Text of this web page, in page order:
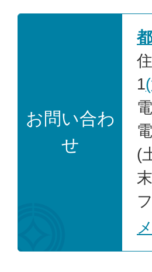
お問い合わ
せ
1
(